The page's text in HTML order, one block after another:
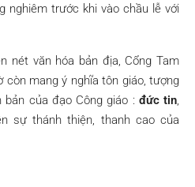
nghiêm trước khi vào chầu lễ với
nét văn hóa bản địa, Cổng Tam
còn mang ý nghĩa tôn giáo, tượng
của đạo Công giáo : đức tin,
sự thánh thiện, thanh cao của